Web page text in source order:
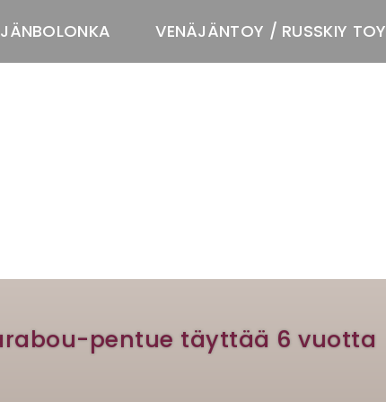
VENÄJÄNTOY / RUSSKIY TOY
pentue täyttää 6 vuotta